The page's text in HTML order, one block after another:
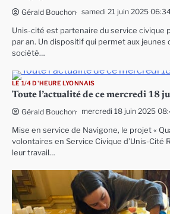
Gérald Bouchon samedi 21 juin 2025
Unis-cité est partenaire du service civique
par an. Un dispositif qui permet aux jeunes
société…
LE 1/4 D'HEURE LYONNAIS
Toute l’actualité de ce mercredi 18
Gérald Bouchon mercredi 18 juin 2025
Mise en service de Navigone, le projet «
volontaires en Service Civique d’Unis-Cité
leur travail…